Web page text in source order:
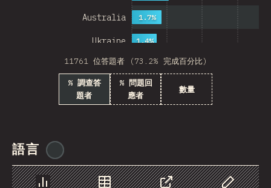
Colombia
Japan
Sweden
Ukraine
Australia
1.4%
1.4%
1.7%
11761 位答題者 (73.2% 完成百分比)
% 調查答
題者
% 問題回
應者
數量
語言